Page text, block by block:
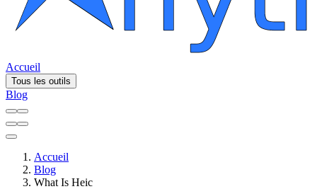
Accueil
Tous les outils
Blog
Accueil
Blog
What Is Heic